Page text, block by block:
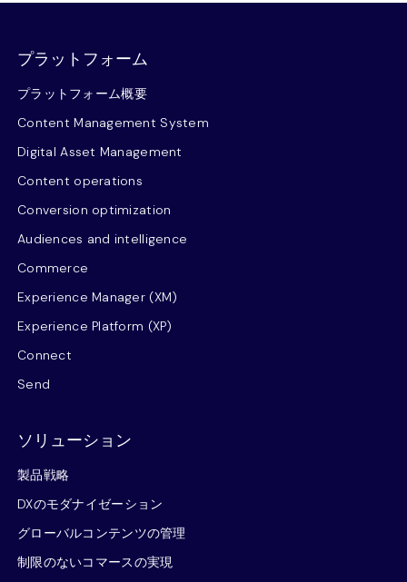
プラットフォーム
プラットフォーム概要
Content Management System
Digital Asset Management
Content operations
Conversion optimization
Audiences and intelligence
Commerce
Experience Manager (XM)
Experience Platform (XP)
Connect
Send
ソリューション
製品戦略
DXのモダナイゼーション
グローバルコンテンツの管理
制限のないコマースの実現